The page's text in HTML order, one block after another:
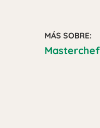
MÁS SOBRE:
Masterchef